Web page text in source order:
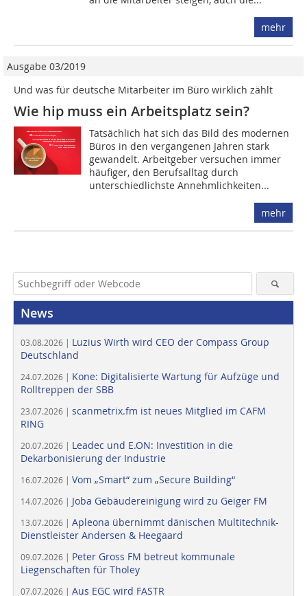
mehr
Ausgabe 03/2019
Und was für deutsche Mitarbeiter im Büro wirklich zählt
Wie hip muss ein Arbeitsplatz sein?
Tatsächlich hat sich das Bild des modernen
Büros in den vergangenen Jahren stark
gewandelt. Arbeitgeber versuchen immer
häufiger, den Berufsalltag durch
unterschiedlichste Annehmlichkeiten...
mehr
News
03.08.2026 | Luzius Wirth wird CEO der Compass Group
Deutschland
24.07.2026 | Kone: Digitalisierte Wartung für Aufzüge und
Rolltreppen der SBB
23.07.2026 | scanmetrix.fm ist neues Mitglied im CAFM
RING
20.07.2026 | Leadec und E.ON: Investition in die
Dekarbonisierung der Industrie
16.07.2026 | Vom „Smart“ zum „Secure Building“
14.07.2026 | Joba Gebäudereinigung wird zu Geiger FM
13.07.2026 | Apleona übernimmt dänischen Multitechnik-
Dienstleister Andersen & Heegaard
09.07.2026 | Peter Gross FM betreut kommunale
Liegenschaften für Tholey
07.07.2026 | Aus EGC wird FASTR